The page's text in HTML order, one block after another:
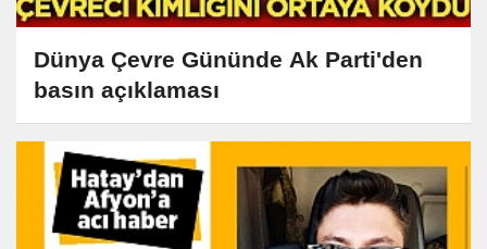
Dünya Çevre Gününde Ak Parti'den
basın açıklaması